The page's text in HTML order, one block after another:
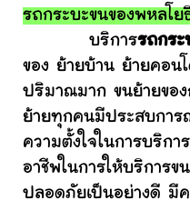
รถกระบะขนของพหลโย
บริการรถกระ
ของ ย้ายบ้าน ย้ายคอน
ปริมาณมาก ขนย้ายขอ
ย้ายทุกคนมีประสบการ
ความตั้งใจในการบริก
อาชีพในการให้บริการข
ปลอดภัยเป็นอย่างดี มี